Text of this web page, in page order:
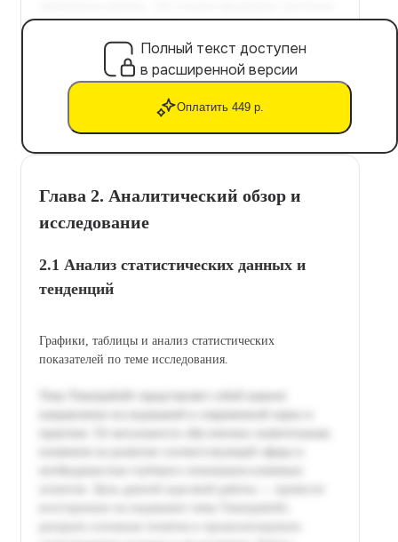
Полный текст доступен
в расширенной версии
Оплатить 449 р.
Глава 2. Аналитический обзор и
исследование
2.1 Анализ статистических данных и
тенденций
Графики, таблицы и анализ статистических
показателей по теме исследования.